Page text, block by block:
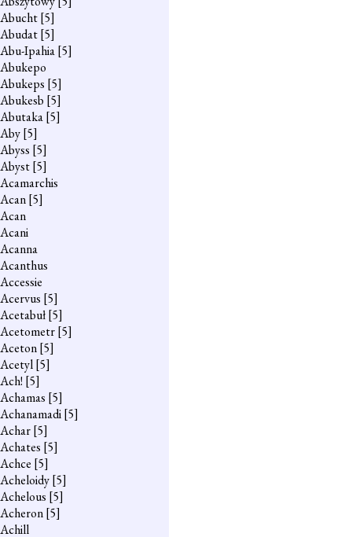
Abucht[5]
Abudat[5]
Abu-Ipahia[5]
Abukepo
Abukeps [5]
Abukesb [5]
Abutaka[5]
Aby[5]
Abyss [5]
Abyst[5]
Acamarchis
Acan[5]
Acan
Acani
Acanna
Acanthus
Accessie
Acervus [5]
Acetabuł[5]
Acetometr[5]
Aceton[5]
Acetyl[5]
Ach! [5]
Achamas [5]
Achanamadi[5]
Achar[5]
Achates [5]
Achce [5]
Acheloidy[5]
Achelous [5]
Acheron[5]
Achill